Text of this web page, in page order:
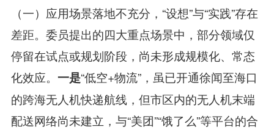
（一）应用场景落地不充分，“设想”与“实践”存在
差距。委员提出的四大重点场景中，部分领域仅
停留在试点或规划阶段，尚未形成规模化、常态
化效应。 一是“低空+物流”，虽已开通徐闻至海口
的跨海无人机快递航线，但市区内的无人机末端
配送网络尚未建立，与“美团”“饿了么”等平台的合